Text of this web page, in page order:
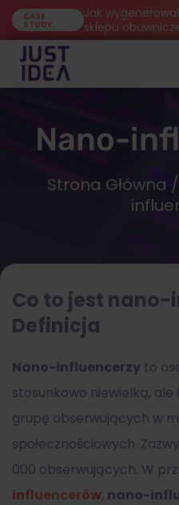
CASE
STUDY
Jak
sklepu
Nano-
Strona Główna /
Co to jest nano-
Definicja
Nano-influencerzy to
stosunkowo niewielką,
grupę obserwujących w
społecznościowych.
000 obserwujących. W
influencerów, nano-